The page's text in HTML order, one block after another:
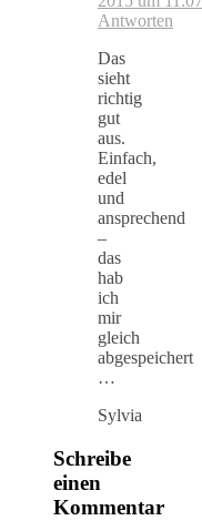
Antworten
Das
sieht
richtig
gut
aus.
Einfach,
edel
und
ansprechend
–
das
hab
ich
mir
gleich
abgespeichert
…
Sylvia
Schreibe
einen
Kommentar